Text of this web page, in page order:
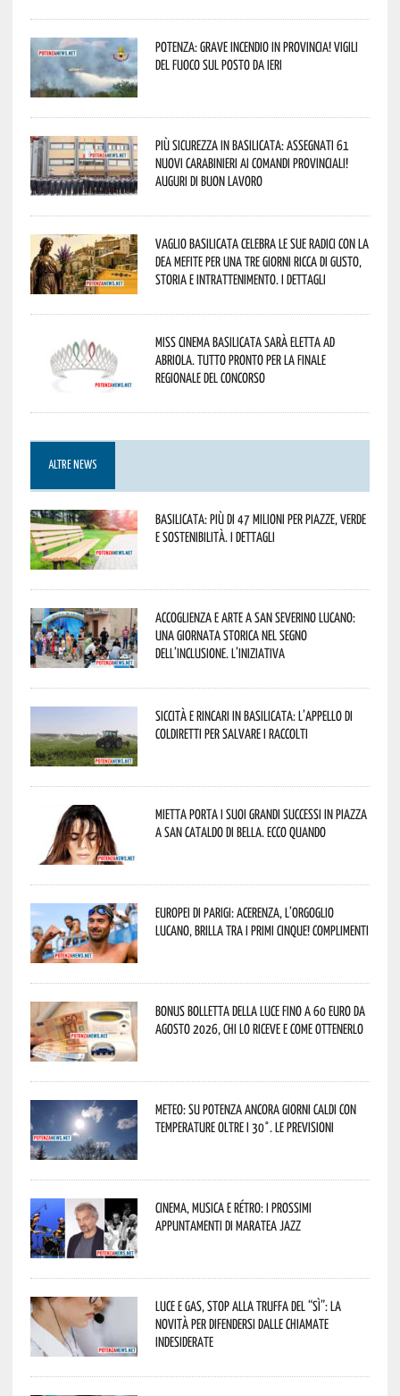
Potenza: grave incendio in Provincia! Vigili
del fuoco sul posto da ieri
Più sicurezza in Basilicata: assegnati 61
nuovi Carabinieri ai Comandi provinciali!
Auguri di buon lavoro
Vaglio Basilicata celebra le sue radici con la
Dea Mefite per una tre giorni ricca di gusto,
storia e intrattenimento. I dettagli
Miss Cinema Basilicata sarà eletta ad
Abriola. Tutto pronto per la finale
regionale del concorso
ALTRE NEWS
Basilicata: più di 47 milioni per piazze, verde
e sostenibilità. I dettagli
Accoglienza e arte a San Severino Lucano:
una giornata storica nel segno
dell’inclusione. L’iniziativa
Siccità e rincari in Basilicata: l’appello di
Coldiretti per salvare i raccolti
Mietta porta i suoi grandi successi in piazza
a San Cataldo di Bella. Ecco quando
Europei di Parigi: Acerenza, l’orgoglio
lucano, brilla tra i primi cinque! Complimenti
Bonus bolletta della luce fino a 60 euro da
agosto 2026, chi lo riceve e come ottenerlo
Meteo: su Potenza ancora giorni caldi con
temperature oltre i 30°. Le previsioni
Cinema, musica e rétro: i prossimi
appuntamenti di Maratea Jazz
Luce e gas, stop alla truffa del “Sì”: la
novità per difendersi dalle chiamate
indesiderate